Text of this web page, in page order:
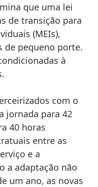
que uma lei
de transição para
(MEIs),
de pequeno porte.
à
com o
jornada para 42
40 horas
entre as
e a
a adaptação não
um ano, as novas